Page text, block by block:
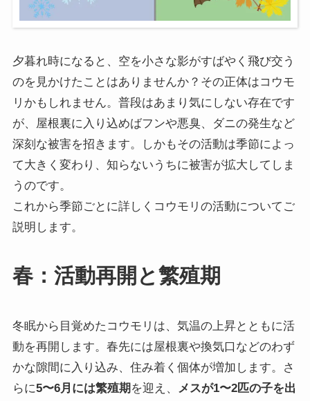
夕暮れ時になると、空を小さな影がすばやく飛び交う
のを見かけたことはありませんか？その正体はコウモ
リかもしれません。普段はあまり気にしない存在です
が、屋根裏に入り込めばフンや悪臭、ダニの発生など
深刻な被害を招きます。しかもその活動は季節によっ
て大きく変わり、知らないうちに被害が拡大してしま
うのです。
これから季節ごとに詳しくコウモリの活動についてご
説明します。
春：活動再開と繁殖期
冬眠から目覚めたコウモリは、気温の上昇とともに活
動を再開します。春先には屋根裏や換気口などのわず
かな隙間に入り込み、住み着く個体が増加します。さ
らに5〜6月には繁殖期 を迎え、
メスが1〜2匹の子を出